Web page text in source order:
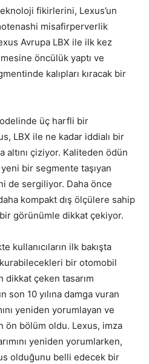
fikirlerini, Lexus’un
misafirperverlik
Avrupa LBX ile ilk kez
öncülük yaptı ve
kalıpları kıracak bir
üç harfli bir
LBX ile ne kadar iddialı bir
çiziyor. Kaliteden ödün
bir segmente taşıyan
de sergiliyor. Daha önce
kompakt dış ölçülere sahip
görünümle dikkat çekiyor.
kullanıcıların ilk bakışta
bir otomobil
dikkat çeken tasarım
son 10 yılına damga vuran
yeniden yorumlayan ve
ön bölüm oldu. Lexus, imza
yeniden yorumlarken,
olduğunu belli edecek bir